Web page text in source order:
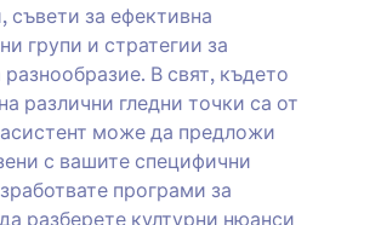
съвети за ефективна
групи и стратегии за
В свят, където
различни гледни точки са от
може да предложи
с вашите специфични
програми за
разберете културни нюанси